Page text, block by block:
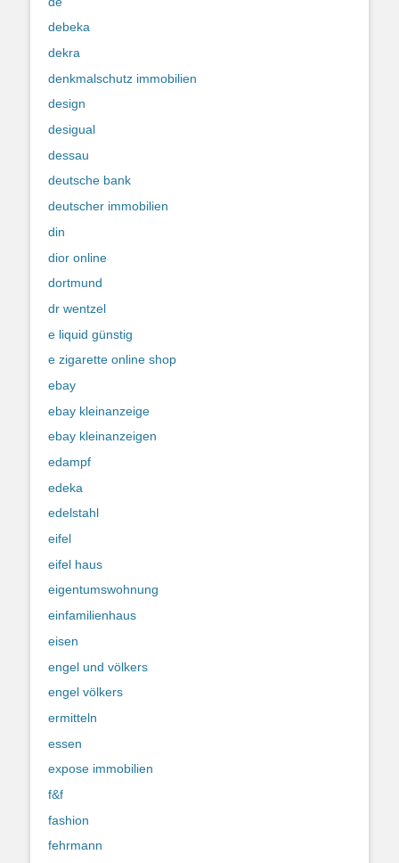
debeka
dekra
denkmalschutz immobilien
design
desigual
dessau
deutsche bank
deutscher immobilien
din
dior online
dortmund
dr wentzel
e liquid günstig
e zigarette online shop
ebay
ebay kleinanzeige
ebay kleinanzeigen
edampf
edeka
edelstahl
eifel
eifel haus
eigentumswohnung
einfamilienhaus
eisen
engel und völkers
engel völkers
ermitteln
essen
expose immobilien
f&f
fashion
fehrmann